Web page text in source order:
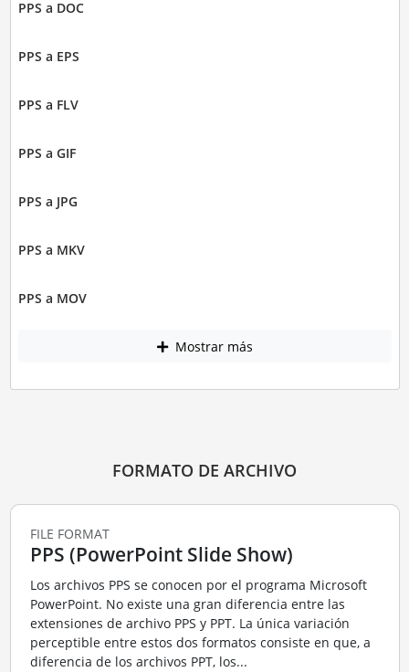
PPS a DOC
PPS a EPS
PPS a FLV
PPS a GIF
PPS a JPG
PPS a MKV
PPS a MOV
Mostrar más
FORMATO DE ARCHIVO
FILE FORMAT
PPS (PowerPoint Slide Show)
Los archivos PPS se conocen por el programa Microsoft
PowerPoint. No existe una gran diferencia entre las
extensiones de archivo PPS y PPT. La única variación
perceptible entre estos dos formatos consiste en que, a
diferencia de los archivos PPT, los...